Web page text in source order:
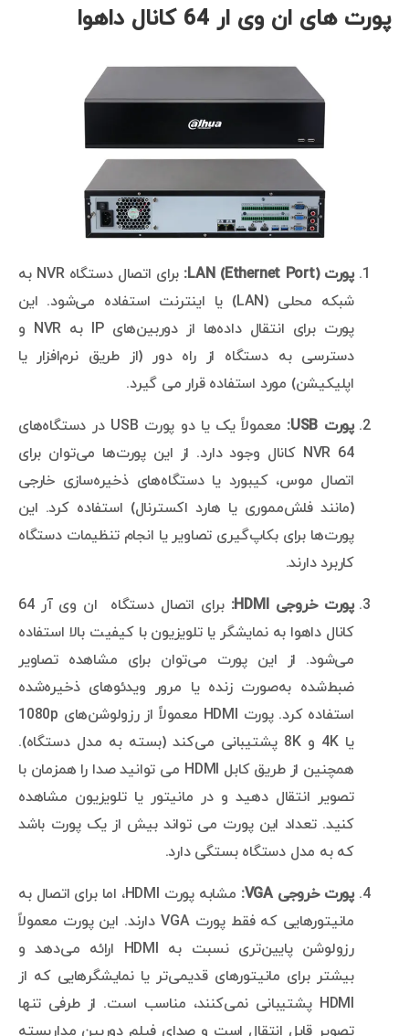
پورت های ان وی ار 64 کانال داهوا
پورت LAN (Ethernet Port):
برای اتصال دستگاه NVR به
شبکه محلی (LAN) یا اینترنت استفاده می‌شود. این
پورت برای انتقال داده‌ها از دوربین‌های IP به NVR و
دسترسی به دستگاه از راه دور (از طریق نرم‌افزار یا
اپلیکیشن) مورد استفاده قرار می گیرد.
پورت USB:
معمولاً یک یا دو پورت USB در دستگاه‌های
NVR 64 کانال وجود دارد. از این پورت‌ها می‌توان برای
اتصال موس، کیبورد یا دستگاه‌های ذخیره‌سازی خارجی
(مانند فلش‌مموری یا هارد اکسترنال) استفاده کرد. این
پورت‌ها برای بکاپ‌گیری تصاویر یا انجام تنظیمات دستگاه
کاربرد دارند.
پورت خروجی HDMI:
برای اتصال دستگاه ان وی آر 64
کانال داهوا به نمایشگر یا تلویزیون با کیفیت بالا استفاده
می‌شود. از این پورت می‌توان برای مشاهده تصاویر
ضبط‌شده به‌صورت زنده یا مرور ویدئوهای ذخیره‌شده
استفاده کرد. پورت HDMI معمولاً از رزولوشن‌های 1080p
یا 4K و 8K پشتیبانی می‌کند (بسته به مدل دستگاه).
همچنین از طریق کابل HDMI می توانید صدا را همزمان با
تصویر انتقال دهید و در مانیتور یا تلویزیون مشاهده
کنید. تعداد این پورت می تواند بیش از یک پورت باشد
که به مدل دستگاه بستگی دارد.
پورت خروجی VGA:
مشابه پورت HDMI، اما برای اتصال به
مانیتورهایی که فقط پورت VGA دارند. این پورت معمولاً
رزولوشن پایین‌تری نسبت به HDMI ارائه می‌دهد و
بیشتر برای مانیتورهای قدیمی‌تر یا نمایشگرهایی که از
HDMI پشتیبانی نمی‌کنند، مناسب است. از طرفی تنها
تصویر قابل انتقال است و صدای فیلم دوربین مداربسته